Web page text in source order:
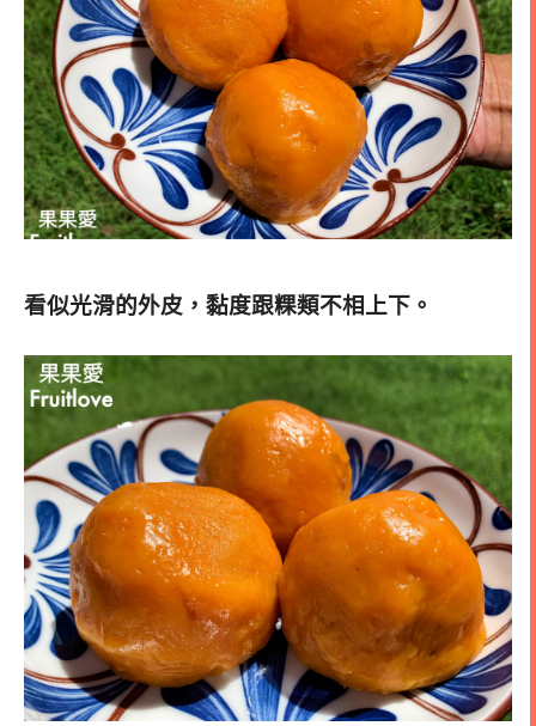
看似光滑的外皮，黏度跟粿類不相上下。